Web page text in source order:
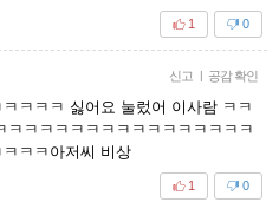
0
1
신고 | 공감 확인
ㅋㅋㅋ 싫어요 눌렀어 이사람 ㅋㅋ
ㅋㅋㅋㅋㅋㅋㅋㅋㅋㅋㅋㅋㅋㅋㅋㅋ
ㅋㅋ아저씨 비상
0
1